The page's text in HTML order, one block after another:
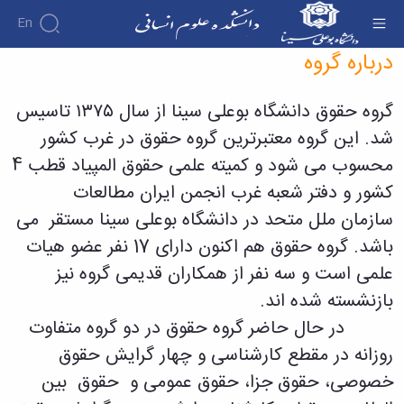
En
درباره
دانشکده
تاریخچه
ریاست
دانشکده
رؤسای
پیشین
آلبوم
عکس
اطلاعات
تماس
سازمان
دانشکده
معاونت
آموزشی
معاونت
آموزش
آموزش
تقویم
آموزشی
دروس
ارائه
شده
برنامه
امتحانات
نیمسال
برنامه
نیمسال
دوره
کارشناسی
فرم
پژوهش
پژوهش
اولویت
های
پژوهشی
فرم
های
پژوهشی
کارگاه
ها
و
آزمایشگاه
ها
نشریات
فصل
افراد
اساتید
اساتید
دانشکده
اساتید
بازنشسته
کارکنان
گروه
آموزشی
گروه
های
آموزشی
حقوق
الهیات
علوم
تربیتی
ایران
شناسی
معارف
اسلامی
درباره حقوق - دانشکده علوم انسانی
درباره گروه
گروه حقوق دانشگاه بوعلی سینا از سال ۱۳۷۵ تاسیس
شد. این گروه معتبرترین گروه حقوق در غرب کشور
محسوب می شود و کمیته علمی حقوق المپیاد قطب 4
کشور و دفتر شعبه غرب انجمن ایران مطالعات
سازمان ملل متحد در دانشگاه بوعلی سینا مستقر می
باشد. گروه حقوق هم اکنون دارای 17 نفر عضو هیات
علمی است و سه نفر از همکاران قدیمی گروه نیز
بازنشسته شده اند.
در حال حاضر گروه حقوق در دو گروه متفاوت
روزانه در مقطع کارشناسی و چهار گرایش حقوق
خصوصی، حقوق جزا، حقوق عمومی و حقوق بین